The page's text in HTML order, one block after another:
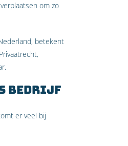
om zo
betekent
bedrijf
er veel bij